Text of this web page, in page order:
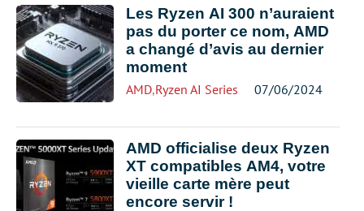
Les Ryzen AI 300 n’auraient
pas du porter ce nom, AMD
a changé d’avis au dernier
moment
AMD,Ryzen AI Series 07/06/2024
AMD officialise deux Ryzen
XT compatibles AM4, votre
vieille carte mère peut
encore servir !